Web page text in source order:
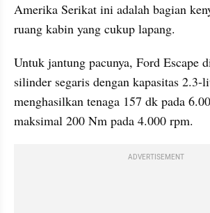
Amerika Serikat ini adalah bagian
ruang kabin yang cukup lapang.
Untuk jantung pacunya, Ford Escape
silinder segaris dengan kapasitas 2.3-
menghasilkan tenaga 157 dk pada
maksimal 200 Nm pada 4.000 rpm.
ADVERTISEMENT